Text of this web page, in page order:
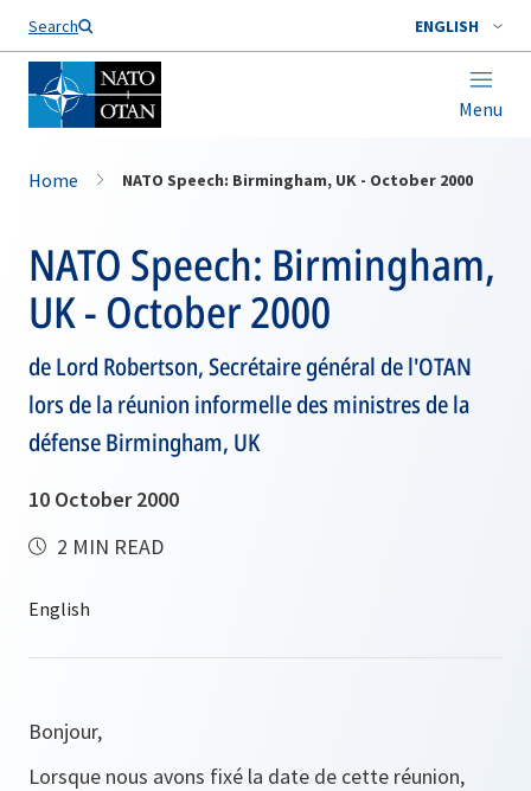
Search ENGLISH
Menu
Home NATO Speech: Birmingham, UK - October 2000
NATO Speech: Birmingham,
UK - October 2000
de Lord Robertson, Secrétaire général de l'OTAN
lors de la réunion informelle des ministres de la
défense Birmingham, UK
10 October 2000
2 MIN READ
Bonjour,
Lorsque nous avons fixé la date de cette réunion,